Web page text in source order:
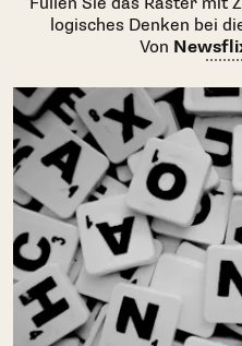
logisches Denken bei
Von